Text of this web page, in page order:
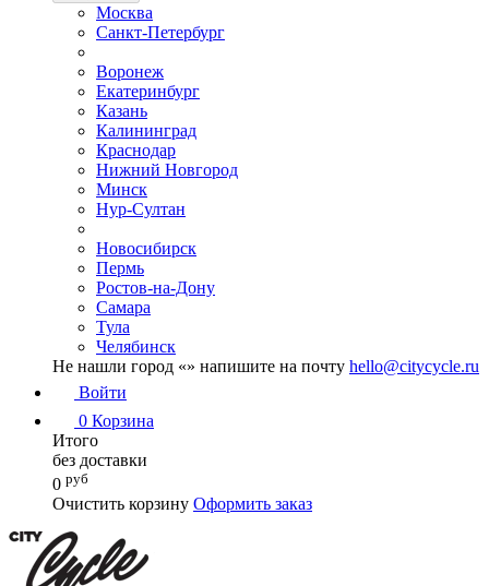
Москва
Санкт-Петербург
Воронеж
Екатеринбург
Казань
Калининград
Краснодар
Нижний Новгород
Минск
Нур-Султан
Новосибирск
Пермь
Ростов-на-Дону
Самара
Тула
Челябинск
Не нашли город «» напишите на почту hello@citycycle.ru
Войти
0 Корзина
Итого
без доставки
0 руб
Очистить корзину Оформить заказ